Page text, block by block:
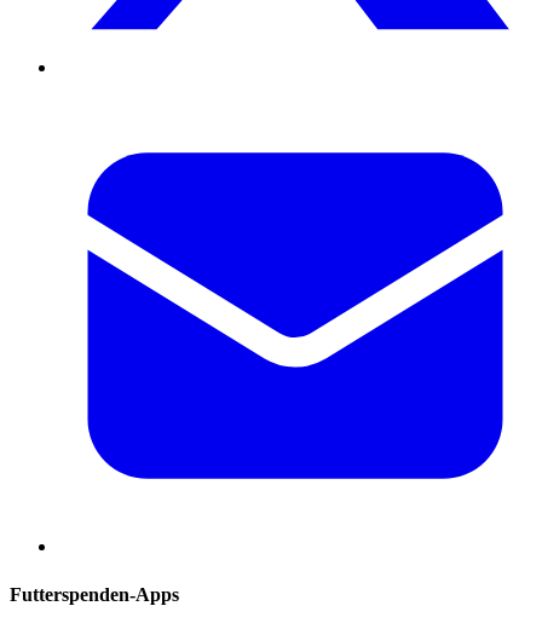
Futterspenden-Apps